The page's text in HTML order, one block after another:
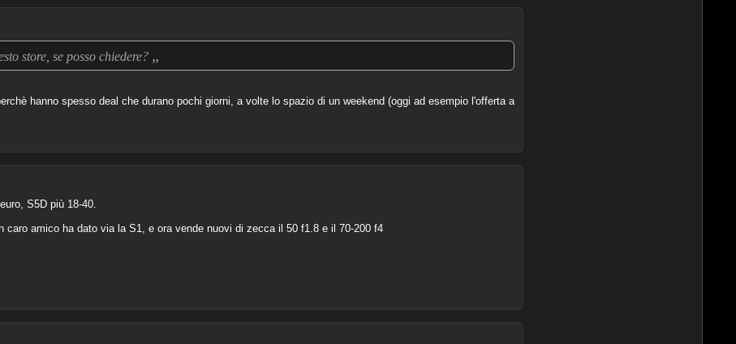
store, se posso chiedere? „
hanno spesso deal che durano pochi giorni, a volte lo spazio di un weekend (oggi ad esempio l'offerta a
S5D più 18-40.
caro amico ha dato via la S1, e ora vende nuovi di zecca il 50 f1.8 e il 70-200 f4